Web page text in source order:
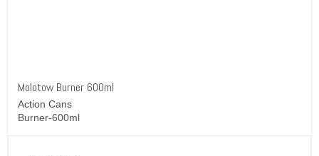
Molotow Burner 600ml
Action Cans
Burner-600ml